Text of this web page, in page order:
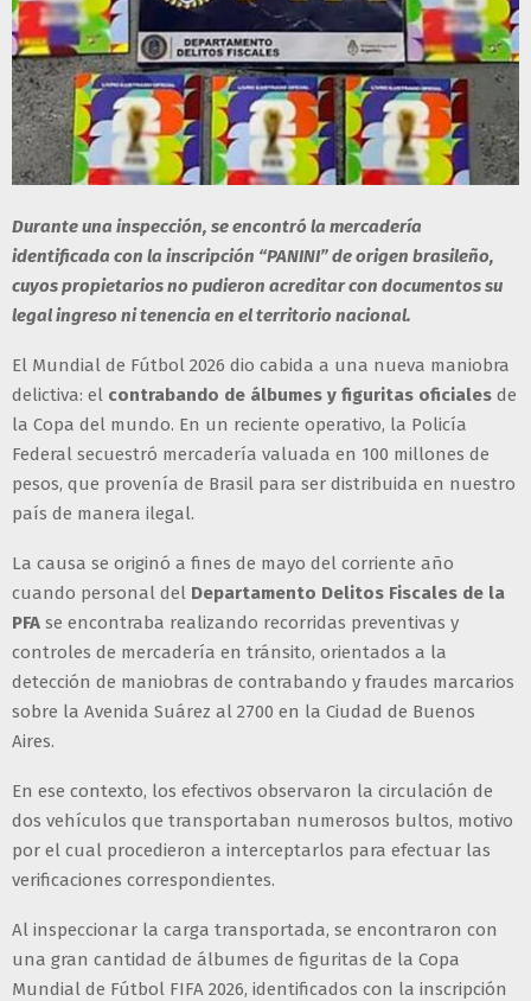
Durante una inspección, se encontró la mercadería
identificada con la inscripción “PANINI” de origen brasileño,
cuyos propietarios no pudieron acreditar con documentos su
legal ingreso ni tenencia en el territorio nacional.
El Mundial de Fútbol 2026 dio cabida a una nueva maniobra
delictiva: el contrabando de álbumes y figuritas oficiales de
la Copa del mundo. En un reciente operativo, la Policía
Federal secuestró mercadería valuada en 100 millones de
pesos, que provenía de Brasil para ser distribuida en nuestro
país de manera ilegal.
La causa se originó a fines de mayo del corriente año
cuando personal del Departamento Delitos Fiscales de la
PFA se encontraba realizando recorridas preventivas y
controles de mercadería en tránsito, orientados a la
detección de maniobras de contrabando y fraudes marcarios
sobre la Avenida Suárez al 2700 en la Ciudad de Buenos
Aires.
En ese contexto, los efectivos observaron la circulación de
dos vehículos que transportaban numerosos bultos, motivo
por el cual procedieron a interceptarlos para efectuar las
verificaciones correspondientes.
Al inspeccionar la carga transportada, se encontraron con
una gran cantidad de álbumes de figuritas de la Copa
Mundial de Fútbol FIFA 2026, identificados con la inscripción